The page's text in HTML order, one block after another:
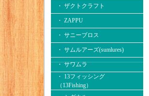
・ ザクトクラフト
・ ZAPPU
・ サニーブロス
・ サムルアーズ(sumlures)
・ サワムラ
・ 13フィッシング
（13Fishing）